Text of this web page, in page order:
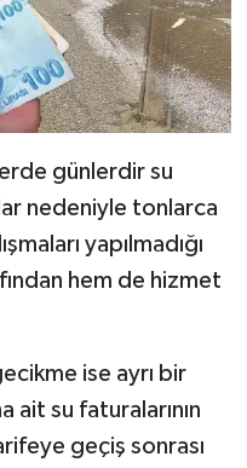
günlerdir su
nedeniyle tonlarca
yapılmadığı
hem de hizmet
ise ayrı bir
ait su faturalarının
geçiş sonrası